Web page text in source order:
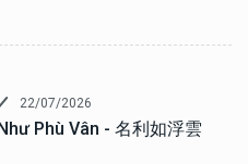
22/07/2026
Phù Vân - 名利如浮雲